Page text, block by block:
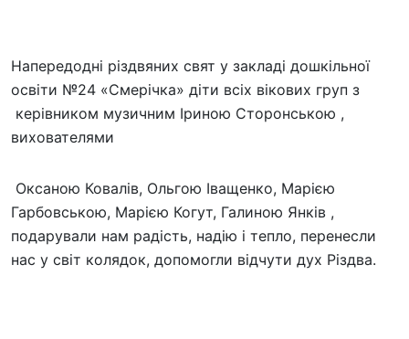
Напередодні різдвяних свят у закладі дошкільної
освіти №24 «Смерічка» діти всіх вікових груп з
керівником музичним Іриною Сторонською ,
вихователями
Оксаною Ковалів, Ольгою Іващенко, Марією
Гарбовською, Марією Когут, Галиною Янків ,
подарували нам радість, надію і тепло, перенесли
нас у світ колядок, допомогли відчути дух Різдва.